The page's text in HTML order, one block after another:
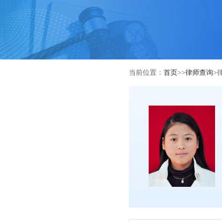
当前位置： 首页>>律师查询>